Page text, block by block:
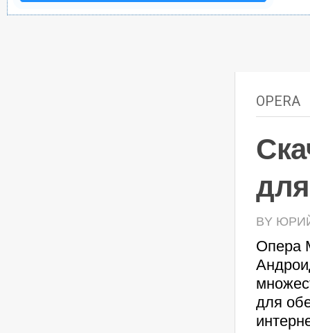
OPERA
BY
Опера
для